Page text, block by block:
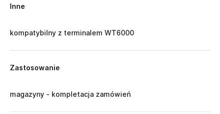
Inne
kompatybilny z terminalem WT6000
Zastosowanie
magazyny - kompletacja zamówień